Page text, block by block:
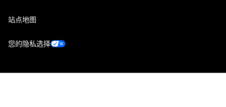
站点地图
您的隐私选择